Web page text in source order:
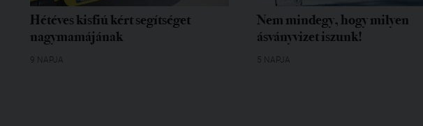
Hétéves kisfiú kért segítséget
nagymamájának
9 NAPJA
Nem mindegy, hogy milyen
ásványvizet iszunk!
5 NAPJA